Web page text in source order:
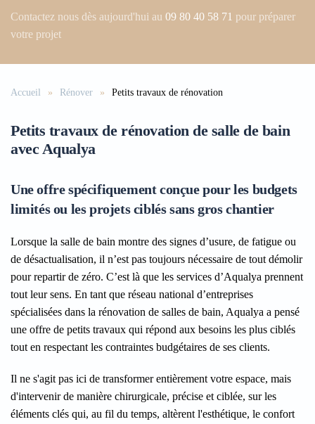
Contactez nous dès aujourd'hui au 09 80 40 58 71 pour préparer
votre projet
Accueil Rénover Petits travaux de rénovation
Petits travaux de rénovation de salle de bain
avec Aqualya
Une offre spécifiquement conçue pour les budgets
limités ou les projets ciblés sans gros chantier
Lorsque la salle de bain montre des signes d’usure, de fatigue ou
de désactualisation, il n’est pas toujours nécessaire de tout démolir
pour repartir de zéro. C’est là que les services d’Aqualya prennent
tout leur sens. En tant que réseau national d’entreprises
spécialisées dans la rénovation de salles de bain, Aqualya a pensé
une offre de petits travaux qui répond aux besoins les plus ciblés
tout en respectant les contraintes budgétaires de ses clients.
Il ne s'agit pas ici de transformer entièrement votre espace, mais
d'intervenir de manière chirurgicale, précise et ciblée, sur les
éléments clés qui, au fil du temps, altèrent l'esthétique, le confort